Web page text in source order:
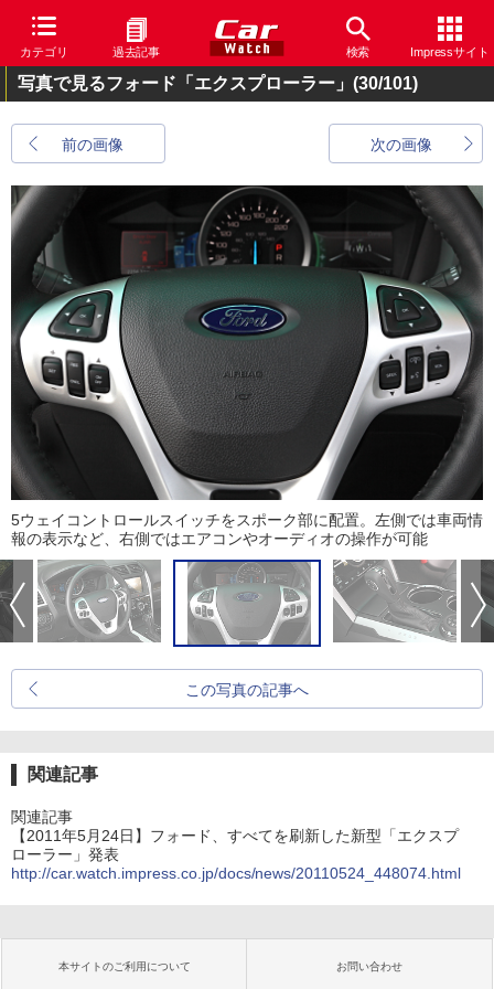
カテゴリ 過去記事 検索 Impressサイト
写真で見るフォード「エクスプローラー」 (30/101)
前の画像 次の画像
5ウェイコントロールスイッチをスポーク部に配置。左側では車両情
報の表示など、右側ではエアコンやオーディオの操作が可能
この写真の記事へ
関連記事
関連記事
【2011年5月24日】フォード、すべてを刷新した新型「エクスプ
ローラー」発表
http://car.watch.impress.co.jp/docs/news/20110524_448074.html
本サイトのご利用について お問い合わせ